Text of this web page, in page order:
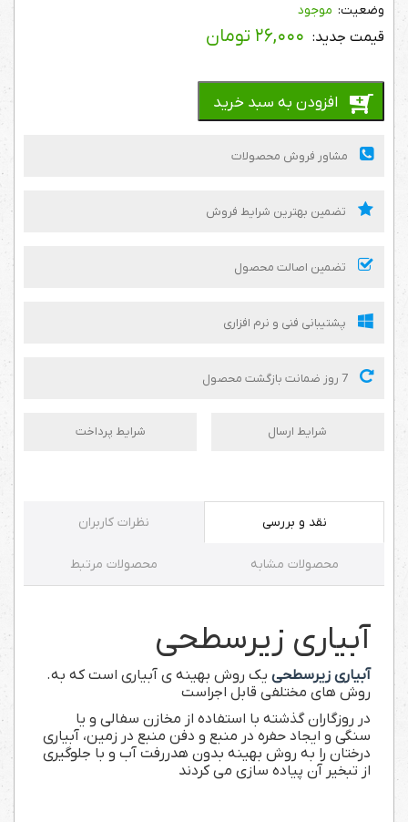
موجود
۲۶,۰۰۰ تومان
افزودن به سبد خرید
مشاور فروش محصولات
تضمین بهترین شرایط فروش
تضمین اصالت محصول
پشتیبانی فنی و نرم افزاری
شرایط ارسال شرایط پرداخت
نقد و بررسی نظرات کاربران
محصولات مشابه محصولات مرتبط
آبیاری زیرسطحی
. آبیاری زیرسطحی یک روش بهینه ی آبیاری است که به
روش های مختلفی قابل اجراست
در روزگاران گذشته با استفاده از مخازن سفالی و یا
سنگی و ایجاد حفره در منبع و دفن منبع در زمین، آبیاری
درختان را به روش بهینه بدون هدررفت آب و با جلوگیری
از تبخیر آن پیاده سازی می کردند